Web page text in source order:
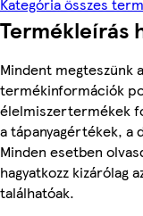
Kategória összes
Termékleírás
Mindent megteszünk
termékinformációk
élelmiszertermékek
a tápanyagértékek, a
Minden esetben
hagyatkozz kizárólag
találhatóak.